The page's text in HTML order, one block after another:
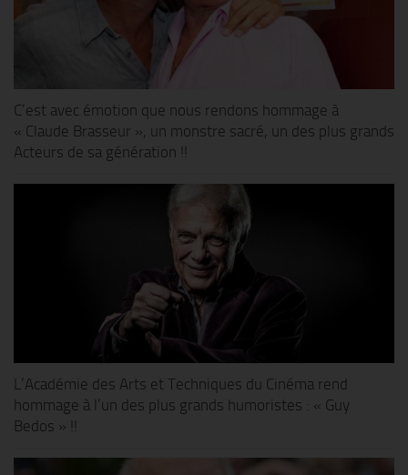
C’est avec émotion que nous rendons hommage à
« Claude Brasseur », un monstre sacré, un des plus grands
Acteurs de sa génération !!
L’Académie des Arts et Techniques du Cinéma rend
hommage à l’un des plus grands humoristes : « Guy
Bedos » !!